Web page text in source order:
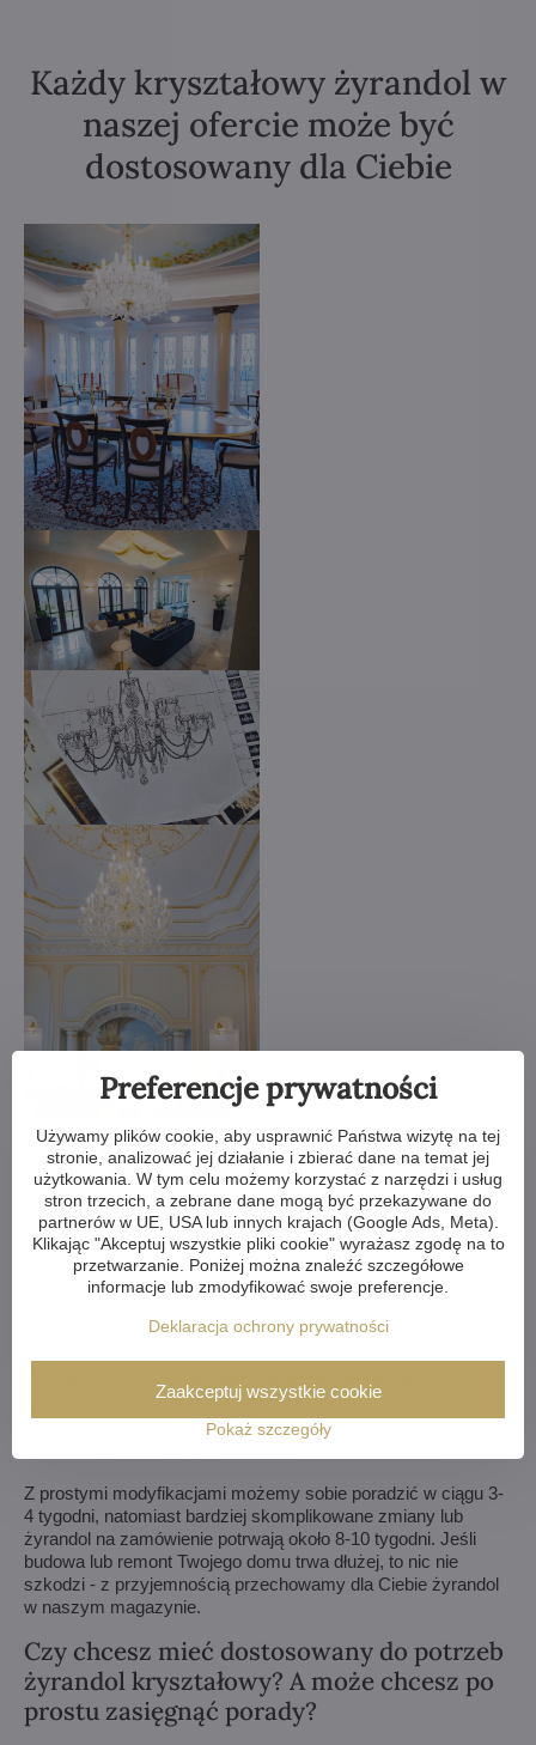
Każdy kryształowy żyrandol w
naszej ofercie może być
dostosowany dla Ciebie
Wybrałeś żyrandol z naszej ofery, ale potrzebujesz coś w nim
zmienić? Możemy zmniejszyć lub powiększyć żyrandol,
zmienić ramiona, zmienić ilość żarówek, skrócić lub wydłużyć
łańcuch - możliwości są niemal nieograniczone. Dla naszych
klientów z najwyższą starannością wykonujemy wszelkiego
rodzaju modyfikacje. Jeśli to dla Ciebie za mało, możemy
wykonać żyrandol kryształowy całkowicie według Twojego
projektu.
Jeśli nie udało Ci się wybrać żyrandola z naszej oferty,
wykonamy dla Ciebie kompletnie niestandardowy produkt.
wyobrażasz sobie swój wymarzony żyrandol. Ocenimy
możliwości produkcyjne i w ciągu tygodnia prześlemy do
Z prostymi modyfikacjami możemy sobie poradzić w ciągu 3-
4 tygodni, natomiast bardziej skomplikowane zmiany lub
żyrandol na zamówienie potrwają około 8-10 tygodni. Jeśli
budowa lub remont Twojego domu trwa dłużej, to nic nie
szkodzi - z przyjemnością przechowamy dla Ciebie żyrandol
w naszym magazynie.
Czy chcesz mieć dostosowany do potrzeb
żyrandol kryształowy? A może chcesz po
prostu zasięgnąć porady?
Preferencje prywatności
Używamy plików cookie, aby usprawnić Państwa wizytę na tej
stronie, analizować jej działanie i zbierać dane na temat jej
użytkowania. W tym celu możemy korzystać z narzędzi i usług
stron trzecich, a zebrane dane mogą być przekazywane do
partnerów w UE, USA lub innych krajach (Google Ads, Meta).
Klikając "Akceptuj wszystkie pliki cookie" wyrażasz zgodę na to
przetwarzanie. Poniżej można znaleźć szczegółowe
informacje lub zmodyfikować swoje preferencje.
Deklaracja ochrony prywatności
Pokaż szczegóły
Zaakceptuj wszystkie cookie